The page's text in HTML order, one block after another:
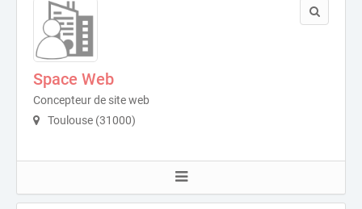
Space Web
Concepteur de site web
Toulouse (31000)